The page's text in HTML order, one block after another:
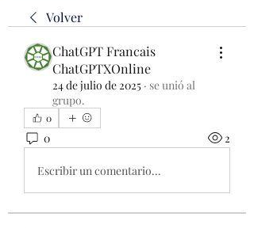
Volver
ChatGPT Francais
ChatGPTXOnline
24 de julio de 2025 · se unió al
grupo.
0
0 2
Escribir un comentario...